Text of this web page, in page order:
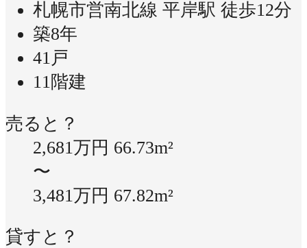
札幌市営南北線 平岸駅 徒歩12分
築8年
41戸
11階建
売ると？
2,681万円 66.73m²
〜
3,481万円 67.82m²
貸すと？